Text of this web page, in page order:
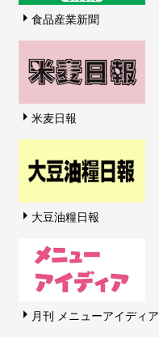
食品産業新聞
米麦日報
大豆油糧日報
月刊 メニューアイディア